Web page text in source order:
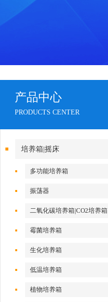
产品中心
PRODUCTS CENTER
培养箱|摇床
多功能培养箱
振荡器
二氧化碳培养箱|CO2培养箱
霉菌培养箱
生化培养箱
低温培养箱
植物培养箱